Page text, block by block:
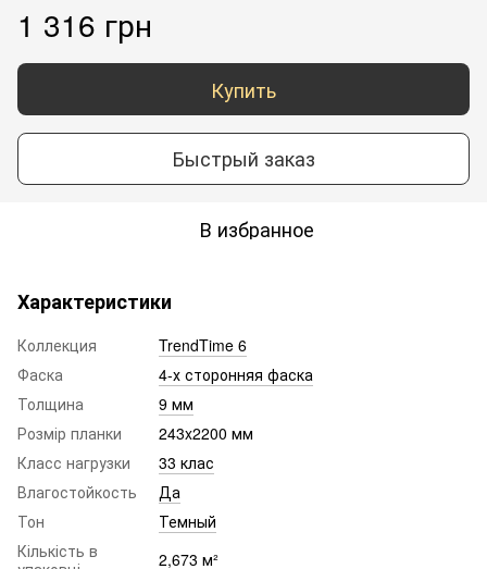
1 316 грн
Купить
Быстрый заказ
В избранное
Характеристики
Коллекция
TrendTime 6
Фаска
4-х сторонняя фаска
Толщина
9 мм
Розмір планки
243x2200 мм
Класс нагрузки
33 клас
Влагостойкость
Да
Тон
Темный
Кількість в
2,673 м²